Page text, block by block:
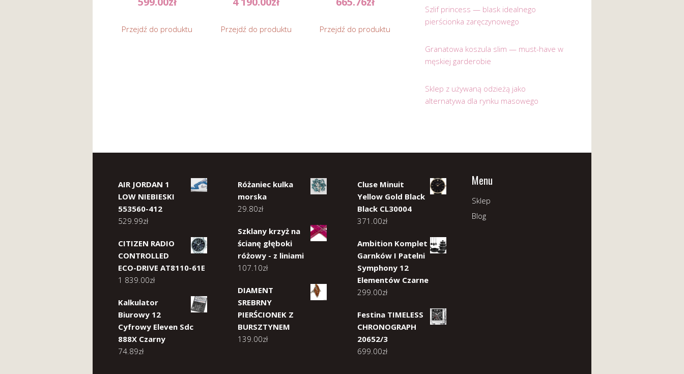
Przejdź do produktu Przejdź do produktu Przejdź do produktu
Szlif princess — blask idealnego
pierścionka zaręczynowego
Granatowa koszula slim — must-have w
męskiej garderobie
Sklep z używaną odzieżą jako
alternatywa dla rynku masowego
AIR JORDAN 1
LOW NIEBIESKI
553560-412
529.99zł
CITIZEN RADIO
CONTROLLED
ECO-DRIVE AT8110-61E
1 839.00zł
Kalkulator
Biurowy 12
Cyfrowy Eleven Sdc
888X Czarny
74.89zł
Różaniec kulka
morska
29.80zł
Szklany krzyż na
ścianę głęboki
różowy - z liniami
107.10zł
DIAMENT
SREBRNY
PIERŚCIONEK Z
BURSZTYNEM
139.00zł
Cluse Minuit
Yellow Gold Black
Black CL30004
371.00zł
Ambition Komplet
Garnków I Patelni
Symphony 12
Elementów Czarne
299.00zł
Festina TIMELESS
CHRONOGRAPH
20652/3
699.00zł
Menu
Sklep
Blog